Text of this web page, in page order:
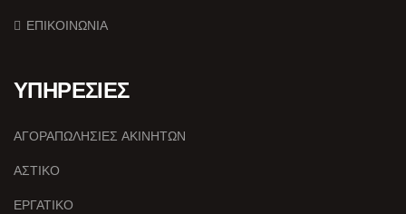
ΕΠΙΚΟΙΝΩΝΙΑ
ΥΠΗΡΕΣΙΕΣ
ΑΓΟΡΑΠΩΛΗΣΙΕΣ ΑΚΙΝΗΤΩΝ
ΑΣΤΙΚΟ
ΕΡΓΑΤΙΚΟ